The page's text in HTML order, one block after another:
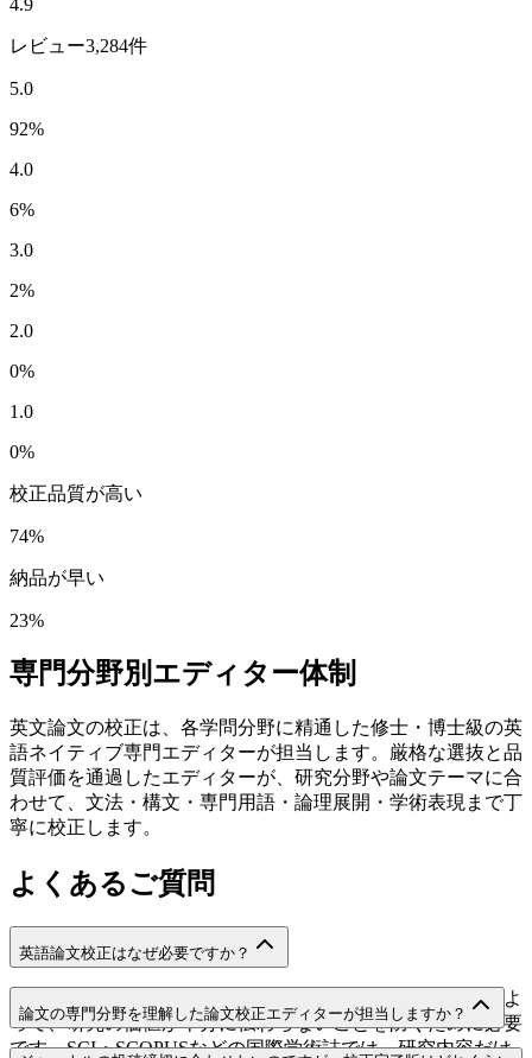
レビュー3,284件
5.0
92%
4.0
6%
3.0
2%
2.0
0%
1.0
0%
校正品質が高い
74%
納品が早い
23%
専門分野別エディター体制
英文論文の校正は、各学問分野に精通した修士・博士級の英
語ネイティブ専門エディターが担当します。厳格な選抜と品
質評価を通過したエディターが、研究分野や論文テーマに合
わせて、文法・構文・専門用語・論理展開・学術表現まで丁
寧に校正します。
よくあるご質問
英語論文校正はなぜ必要ですか？
英語論文校正は、不正確な英語表現や不自然な文章構成によ
って、研究の価値が十分に伝わらないことを防ぐために必要
です。SCI・SCOPUSなどの国際学術誌では、研究内容だけ
論文の専門分野を理解した論文校正エディターが担当しますか？